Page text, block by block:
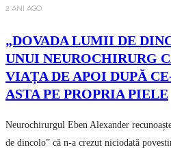
2 ANI AGO
„DOVADA LUMII DE
UNUI NEUROCHIRURG
VIAȚA DE APOI DUPĂ
ASTA PE PROPRIA PIELE
Neurochirurgul Eben Alexander
de dincolo” că n-a crezut niciodată